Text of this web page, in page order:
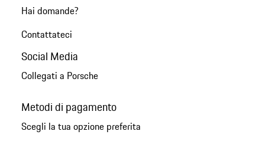
Hai domande?
Contattateci
Social Media
Collegati a Porsche
Metodi di pagamento
Scegli la tua opzione preferita